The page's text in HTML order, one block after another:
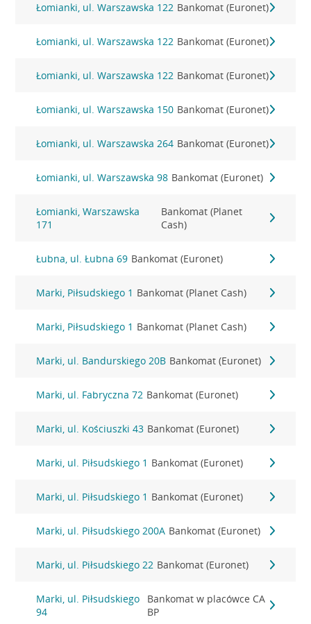
Łomianki, ul. Warszawska 122 Bankomat (Euronet)
Łomianki, ul. Warszawska 122 Bankomat (Euronet)
Łomianki, ul. Warszawska 122 Bankomat (Euronet)
Łomianki, ul. Warszawska 150 Bankomat (Euronet)
Łomianki, ul. Warszawska 264 Bankomat (Euronet)
Łomianki, ul. Warszawska 98 Bankomat (Euronet)
Łomianki, Warszawska
171
Bankomat (Planet
Cash)
Łubna, ul. Łubna 69 Bankomat (Euronet)
Marki, Piłsudskiego 1 Bankomat (Planet Cash)
Marki, Piłsudskiego 1 Bankomat (Planet Cash)
Marki, ul. Bandurskiego 20B Bankomat (Euronet)
Marki, ul. Fabryczna 72 Bankomat (Euronet)
Marki, ul. Kościuszki 43 Bankomat (Euronet)
Marki, ul. Piłsudskiego 1 Bankomat (Euronet)
Marki, ul. Piłsudskiego 1 Bankomat (Euronet)
Marki, ul. Piłsudskiego 200A Bankomat (Euronet)
Marki, ul. Piłsudskiego 22 Bankomat (Euronet)
Marki, ul. Piłsudskiego
94
Bankomat w placówce CA
BP